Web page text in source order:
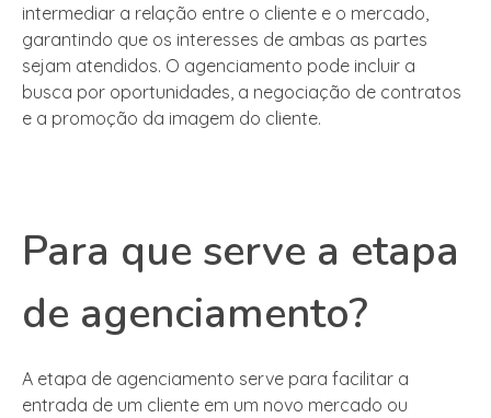
intermediar a relação entre o cliente e o mercado,
garantindo que os interesses de ambas as partes
sejam atendidos. O agenciamento pode incluir a
busca por oportunidades, a negociação de contratos
e a promoção da imagem do cliente.
Para que serve a etapa
de agenciamento?
A etapa de agenciamento serve para facilitar a
entrada de um cliente em um novo mercado ou